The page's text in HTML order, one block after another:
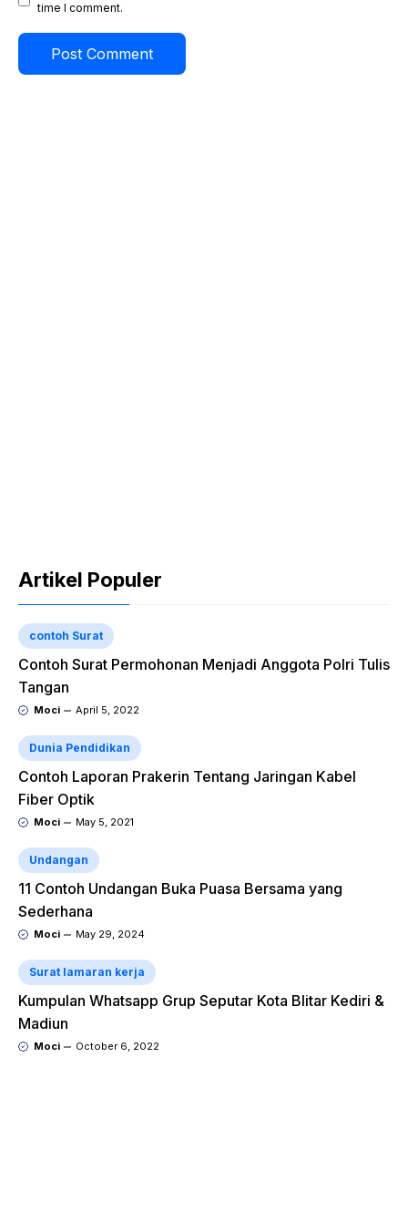
time I comment.
Artikel Populer
contoh Surat
Contoh Surat Permohonan Menjadi Anggota Polri Tulis
Tangan
Moci April 5, 2022
Dunia Pendidikan
Contoh Laporan Prakerin Tentang Jaringan Kabel
Fiber Optik
Moci May 5, 2021
Undangan
11 Contoh Undangan Buka Puasa Bersama yang
Sederhana
Moci May 29, 2024
Surat lamaran kerja
Kumpulan Whatsapp Grup Seputar Kota Blitar Kediri &
Madiun
Moci October 6, 2022